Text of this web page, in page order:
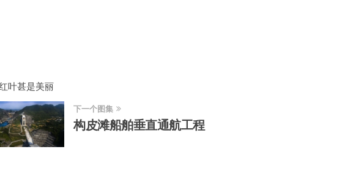
叶甚是美丽
下一个图集
构皮滩船舶垂直通航工程